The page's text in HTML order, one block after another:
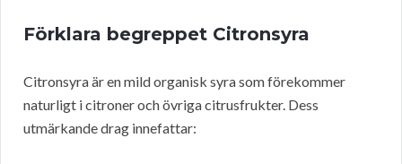
Förklara begreppet Citronsyra
Citronsyra är en mild organisk syra som förekommer
naturligt i citroner och övriga citrusfrukter. Dess
utmärkande drag innefattar: